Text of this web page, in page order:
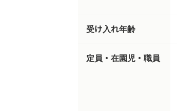
受け入れ年齢
定員・在園児・職員